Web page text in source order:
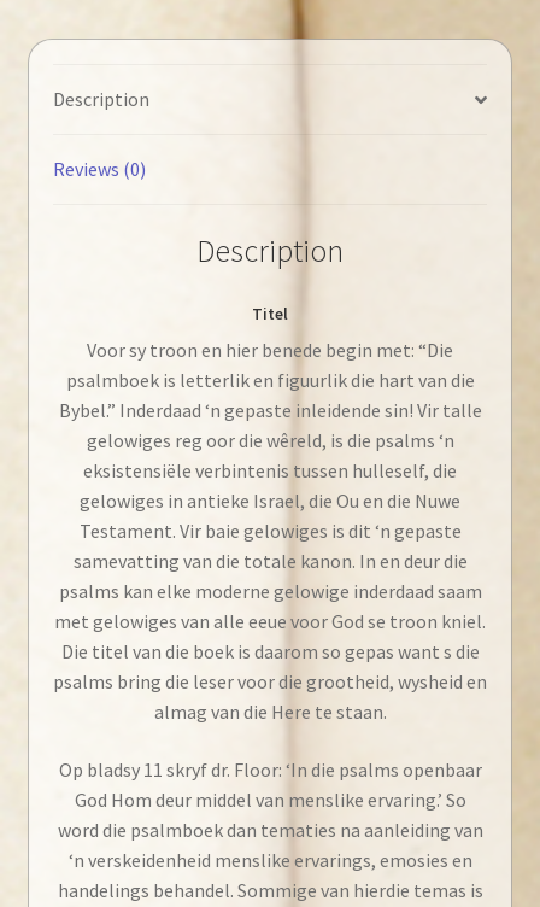
quantity
Description
Reviews (0)
Description
Titel
Voor sy troon en hier benede begin met: “Die
psalmboek is letterlik en figuurlik die hart van die
Bybel.” Inderdaad ‘n gepaste inleidende sin! Vir talle
gelowiges reg oor die wêreld, is die psalms ‘n
eksistensiële verbintenis tussen hulleself, die
gelowiges in antieke Israel, die Ou en die Nuwe
Testament. Vir baie gelowiges is dit ‘n gepaste
samevatting van die totale kanon. In en deur die
psalms kan elke moderne gelowige inderdaad saam
met gelowiges van alle eeue voor God se troon kniel.
Die titel van die boek is daarom so gepas want s die
psalms bring die leser voor die grootheid, wysheid en
almag van die Here te staan.
Op bladsy 11 skryf dr. Floor: ‘In die psalms openbaar
God Hom deur middel van menslike ervaring.’ So
word die psalmboek dan tematies na aanleiding van
‘n verskeidenheid menslike ervarings, emosies en
handelings behandel. Sommige van hierdie temas is